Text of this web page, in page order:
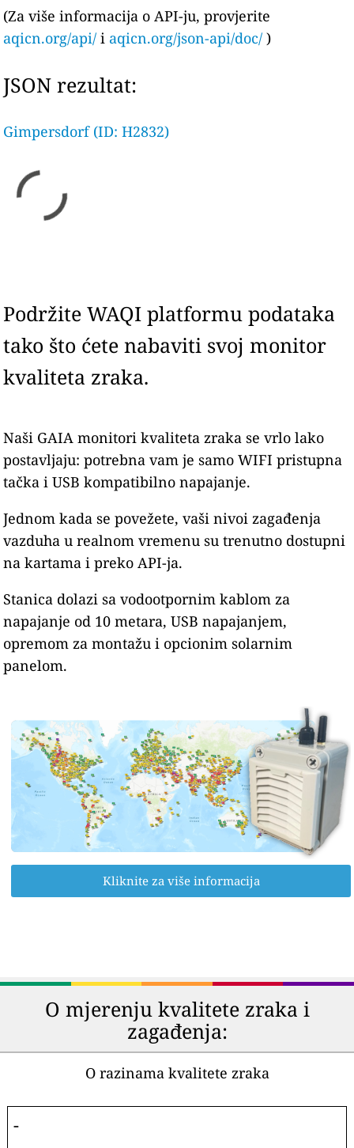
(Za više informacija o API-ju, provjerite
aqicn.org/api/ i aqicn.org/json-api/doc/ )
JSON rezultat:
Gimpersdorf (ID: H2832)
Podržite WAQI platformu podataka
tako što ćete nabaviti svoj monitor
kvaliteta zraka.
Naši GAIA monitori kvaliteta zraka se vrlo lako
postavljaju: potrebna vam je samo WIFI pristupna
tačka i USB kompatibilno napajanje.
Jednom kada se povežete, vaši nivoi zagađenja
vazduha u realnom vremenu su trenutno dostupni
na kartama i preko API-ja.
Stanica dolazi sa vodootpornim kablom za
napajanje od 10 metara, USB napajanjem,
opremom za montažu i opcionim solarnim
panelom.
Kliknite za više informacija
O mjerenju kvalitete zraka i
zagađenja:
O razinama kvalitete zraka
-